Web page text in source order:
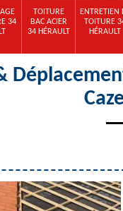
34
TOITURE
BAC ACIER
34 HÉRAULT
ENTRETIEN
TOITURE
HÉRAULT